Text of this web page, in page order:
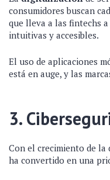
consumidores buscan
que lleva a las fintechs
intuitivas y accesibles.
El uso de aplicaciones
está en auge, y las
3.
Con el crecimiento de la
ha convertido en una